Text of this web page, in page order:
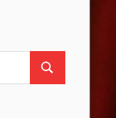
Suchen